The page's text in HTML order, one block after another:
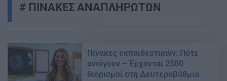
ΠΙΝΑΚΕΣ ΑΝΑΠΛΗΡΩΤΩΝ
Πίνακες εκπαιδευτικών: Πότε
ανοίγουν – Έρχονται 2500
διορισμοί στη Δευτεροβάθμια